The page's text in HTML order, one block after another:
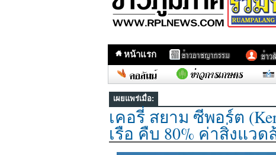
หน้าแรก
เผยแพร่เมื่อ:
เคอรี่ สยาม ซีพอร์ต
เรือ คืบ 80% ค่าสิ่งแว